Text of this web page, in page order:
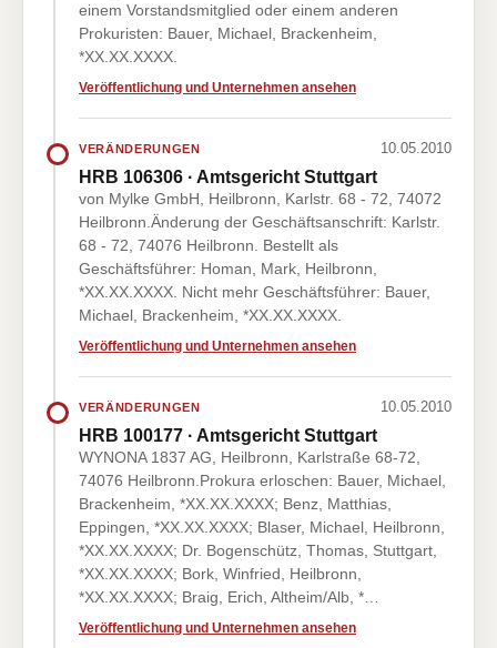
einem Vorstandsmitglied oder einem anderen
Prokuristen: Bauer, Michael, Brackenheim,
*XX.XX.XXXX.
Veröffentlichung und Unternehmen ansehen
VERÄNDERUNGEN 10.05.2010
HRB 106306 · Amtsgericht Stuttgart
von Mylke GmbH, Heilbronn, Karlstr. 68 - 72, 74072
Heilbronn.Änderung der Geschäftsanschrift: Karlstr.
68 - 72, 74076 Heilbronn. Bestellt als
Geschäftsführer: Homan, Mark, Heilbronn,
*XX.XX.XXXX. Nicht mehr Geschäftsführer: Bauer,
Michael, Brackenheim, *XX.XX.XXXX.
Veröffentlichung und Unternehmen ansehen
VERÄNDERUNGEN 10.05.2010
HRB 100177 · Amtsgericht Stuttgart
WYNONA 1837 AG, Heilbronn, Karlstraße 68-72,
74076 Heilbronn.Prokura erloschen: Bauer, Michael,
Brackenheim, *XX.XX.XXXX; Benz, Matthias,
Eppingen, *XX.XX.XXXX; Blaser, Michael, Heilbronn,
*XX.XX.XXXX; Dr. Bogenschütz, Thomas, Stuttgart,
*XX.XX.XXXX; Bork, Winfried, Heilbronn,
*XX.XX.XXXX; Braig, Erich, Altheim/Alb, *…
Veröffentlichung und Unternehmen ansehen